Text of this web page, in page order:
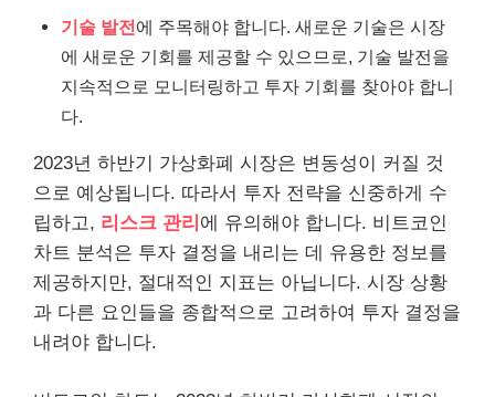
기술 발전에 주목해야 합니다. 새로운 기술은 시장
에 새로운 기회를 제공할 수 있으므로, 기술 발전을
지속적으로 모니터링하고 투자 기회를 찾아야 합니
다.
2023년 하반기 가상화폐 시장은 변동성이 커질 것
으로 예상됩니다. 따라서 투자 전략을 신중하게 수
립하고, 리스크 관리 에 유의해야 합니다. 비트코인
차트 분석은 투자 결정을 내리는 데 유용한 정보를
제공하지만, 절대적인 지표는 아닙니다. 시장 상황
과 다른 요인들을 종합적으로 고려하여 투자 결정을
내려야 합니다.